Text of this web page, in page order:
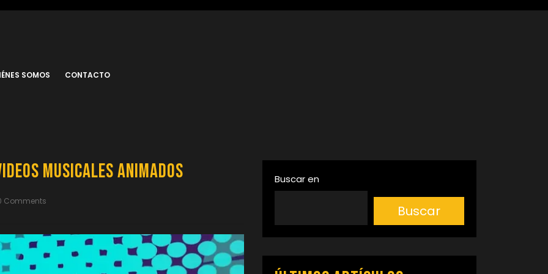
SOMOS CONTACTO
Musicales Animados
Comments
Buscar en
Buscar